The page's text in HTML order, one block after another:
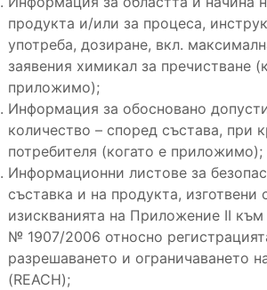
продукта и/или за процеса,
употреба, дозиране, вкл.
заявения химикал за пречистване
приложимо);
Информация за обосновано
количество – според състава, при
потребителя (когато е приложимо);
Информационни листове за
съставка и на продукта, изготвени
изискванията на Приложение II
№ 1907/2006 относно
разрешаването и ограничаването
(REACH);